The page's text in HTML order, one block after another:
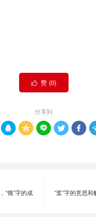
 赞 (0)
分享到
    
“饿”字的成
“桨”字的意思和